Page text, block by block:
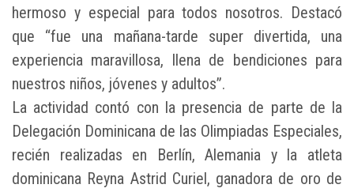
hermoso y especial para todos nosotros. ⁣Destacó
que “fue una mañana-tarde super divertida, una
experiencia maravillosa, llena de bendiciones para
nuestros niños, jóvenes y adultos”.
La actividad contó con la presencia de parte de la
Delegación Dominicana de las Olimpiadas Especiales,
recién realizadas en Berlín, Alemania y la atleta
dominicana Reyna Astrid Curiel, ganadora de oro de